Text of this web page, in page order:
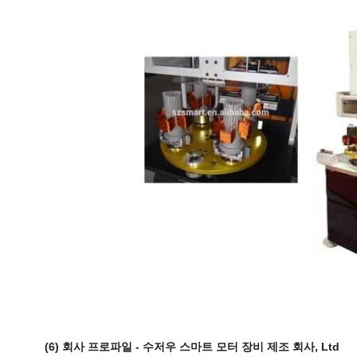
(6) 회사 프로파일 - 수저우 스마트 모터 장비 제조 회사, Ltd